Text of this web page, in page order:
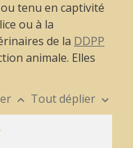
tenu en captivité
ou à la
de la DDPP
animale. Elles
keyboard_arrow_up Tout déplier keyboard_arrow_down